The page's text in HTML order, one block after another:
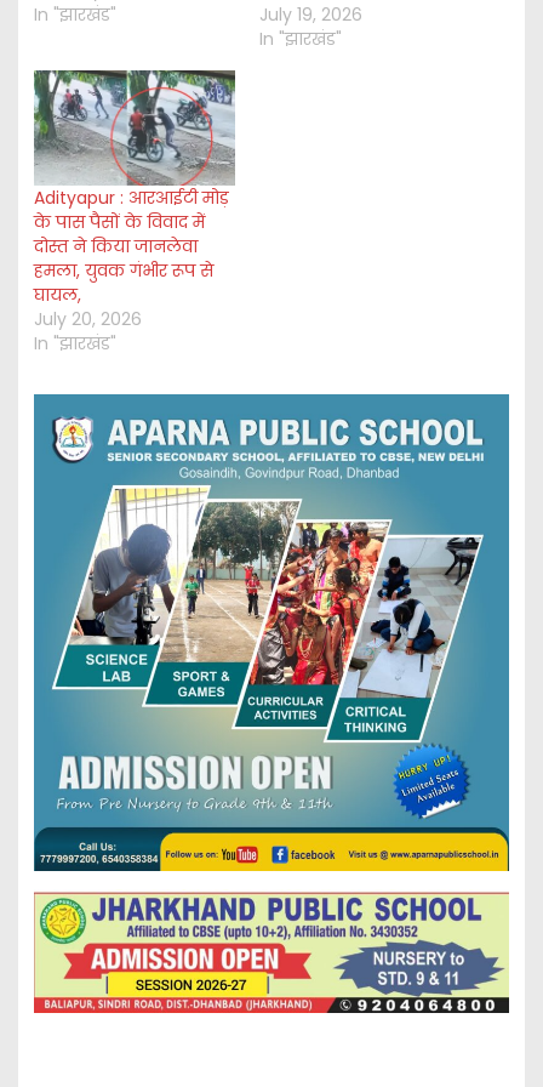
In "झारखंड"
July 19, 2026
In "झारखंड"
Adityapur : आरआईटी मोड़
के पास पैसों के विवाद में
दोस्त ने किया जानलेवा
हमला, युवक गंभीर रूप से
घायल,
July 20, 2026
In "झारखंड"